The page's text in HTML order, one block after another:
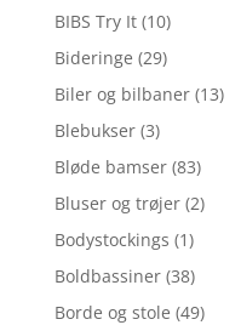
BIBS Try It (10)
Bideringe (29)
Biler og bilbaner (13)
Blebukser (3)
Bløde bamser (83)
Bluser og trøjer (2)
Bodystockings (1)
Boldbassiner (38)
Borde og stole (49)